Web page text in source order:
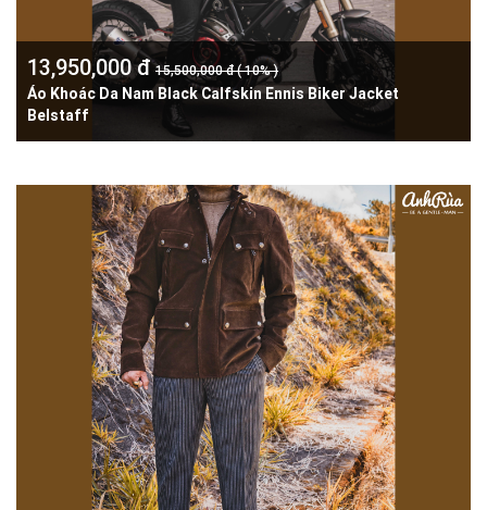
13,950,000 đ15,500,000 đ ( 10% )
Áo Khoác Da Nam Black Calfskin Ennis Biker Jacket
Belstaff